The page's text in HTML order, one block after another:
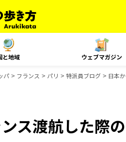
と地域 ウェブマガジン
パ フランス パリ 特派員ブログ 日本
ス渡航した際